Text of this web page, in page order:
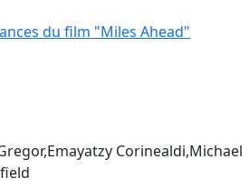
du film "Miles Ahead"
Corinealdi,Michael